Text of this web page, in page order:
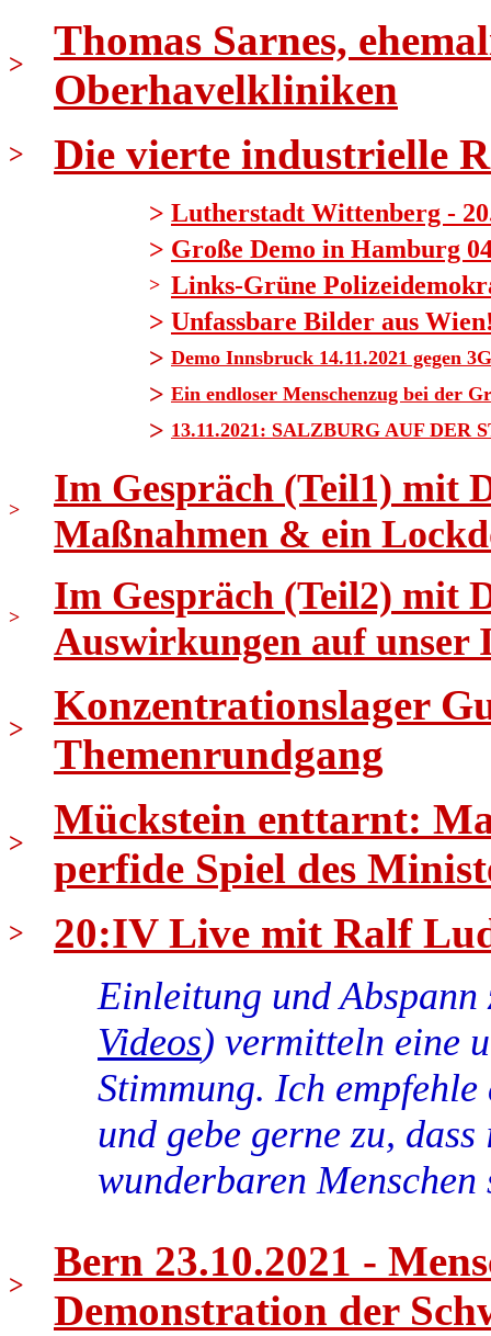
>
Thomas Sarnes,
Oberhavelkliniken
> Die vierte industrielle
> Lutherstadt Wittenberg -
> Große Demo in Hamburg
> Links-Grüne
> Unfassbare Bilder aus
> Demo Innsbruck 14.11.2021 gegen
> Ein endloser Menschenzug bei der
> 13.11.2021: SALZBURG AUF DER
>
Im Gespräch (Teil1) mit
Maßnahmen & ein
>
Im Gespräch (Teil2) mit
Auswirkungen auf unser
>
Konzentrationslager
Themenrundgang
>
Mückstein enttarnt:
perfide Spiel des
> 20:IV Live mit Ralf
Einleitung und
Videos) vermitteln eine
Stimmung. Ich
und gebe gerne zu,
wunderbaren Menschen
>
Bern 23.10.2021 -
Demonstration der